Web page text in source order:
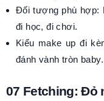
Đối tượng phù hợp:
đi học, đi chơi.
Kiểu make up đi
đánh vành tròn baby.
07 Fetching: Đỏ